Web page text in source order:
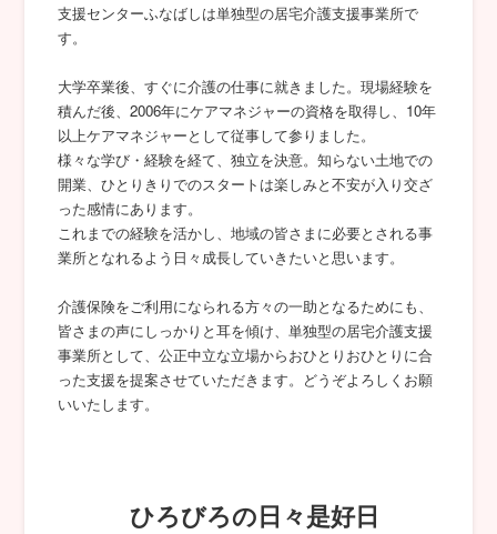
支援センターふなばしは単独型の居宅介護支援事業所で
す。
大学卒業後、すぐに介護の仕事に就きました。現場経験を
積んだ後、2006年にケアマネジャーの資格を取得し、10年
以上ケアマネジャーとして従事して参りました。
様々な学び・経験を経て、独立を決意。知らない土地での
開業、ひとりきりでのスタートは楽しみと不安が入り交ざ
った感情にあります。
これまでの経験を活かし、地域の皆さまに必要とされる事
業所となれるよう日々成長していきたいと思います。
介護保険をご利用になられる方々の一助となるためにも、
皆さまの声にしっかりと耳を傾け、単独型の居宅介護支援
事業所として、公正中立な立場からおひとりおひとりに合
った支援を提案させていただきます。どうぞよろしくお願
いいたします。
ひろびろの日々是好日